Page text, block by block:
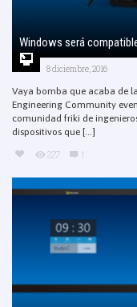
Windows será
8 diciembre, 2016
Vaya bomba que acaba de
Engineering Community
comunidad friki de
dispositivos que [...]
227 1